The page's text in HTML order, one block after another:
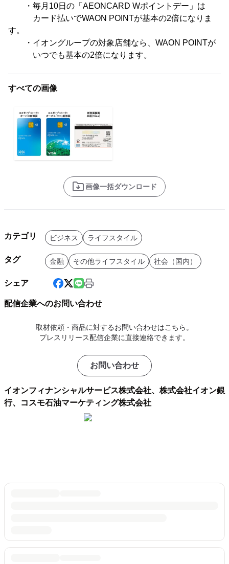
・毎月10日の「AEONCARD Wポイントデー」は
カード払いでWAON POINTが基本の2倍になりま
す。
・イオングループの対象店舗なら、WAON POINTが
いつでも基本の2倍になります。
すべての画像
画像一括ダウンロード
カテゴリ ビジネス ライフスタイル
タグ 金融 その他ライフスタイル 社会（国内）
シェア
配信企業へのお問い合わせ
取材依頼・商品に対するお問い合わせはこちら。
プレスリリース配信企業に直接連絡できます。
お問い合わせ
イオンフィナンシャルサービス株式会社、株式会社イオン銀
行、コスモ石油マーケティング株式会社